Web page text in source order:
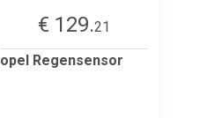
€ 129.21
opel Regensensor